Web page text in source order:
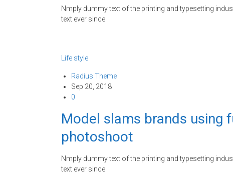
Nmply dummy text of the printing and typesetting
text ever since
Life style
Radius Theme
Sep 20, 2018
0
Model slams brands using
photoshoot
Nmply dummy text of the printing and typesetting
text ever since